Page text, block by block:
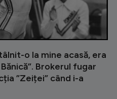
o la mine acasă, era
Brokerul fugar
”Zeiței” când i-a